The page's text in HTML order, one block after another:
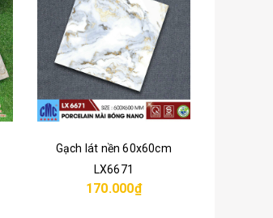
Gạch lát nền 60x60cm
LX6671
170.000₫